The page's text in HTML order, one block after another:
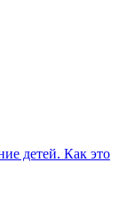
детей. Как это